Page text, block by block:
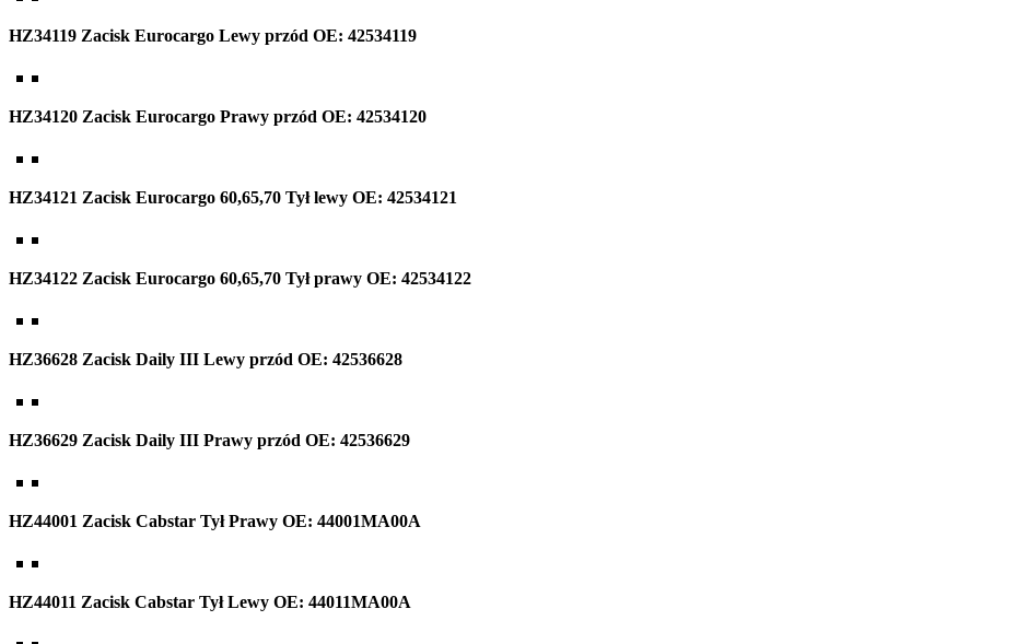
HZ34119 Zacisk Eurocargo Lewy przód OE: 42534119
HZ34120 Zacisk Eurocargo Prawy przód OE: 42534120
HZ34121 Zacisk Eurocargo 60,65,70 Tył lewy OE: 42534121
HZ34122 Zacisk Eurocargo 60,65,70 Tył prawy OE: 42534122
HZ36628 Zacisk Daily III Lewy przód OE: 42536628
HZ36629 Zacisk Daily III Prawy przód OE: 42536629
HZ44001 Zacisk Cabstar Tył Prawy OE: 44001MA00A
HZ44011 Zacisk Cabstar Tył Lewy OE: 44011MA00A